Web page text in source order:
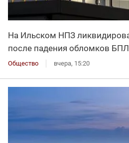
На Ильском НПЗ
после падения обломков
Общество вчера, 15:20